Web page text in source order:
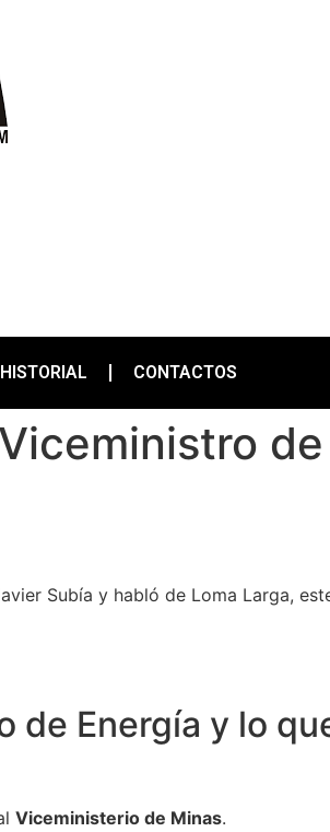
HISTORIAL CONTACTOS
de
Subía y habló de Loma Larga,
de Energía y lo
Viceministerio de Minas.